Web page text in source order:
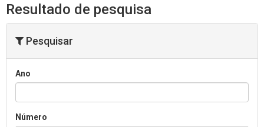
Resultado de pesquisa
Pesquisar
Ano
Número